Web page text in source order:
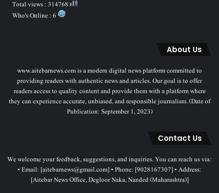
About Us
www.aitebarnews.com is a modern digital news platform committed to
providing readers with authentic news and articles. Our goal is to offer
readers access to quality content and provide them with a platform where
they can experience accurate, unbiased, and responsible journalism. (Date of
Publication: September 1, 2023)
Contact Us
We welcome your feedback, suggestions, and inquiries. You can reach us via:
• Email: [aitebarnews@gmail.com] • Phone: [9028167307] • Address:
[Aitebar News Office, Degloor Naka, Nanded (Maharashtra)]